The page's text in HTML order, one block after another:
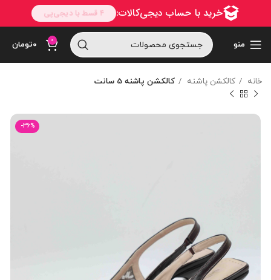
منو 0 ۰تومان
خانه کالکشن پاشنه کالکشن پاشنه 5 سانت
-36%